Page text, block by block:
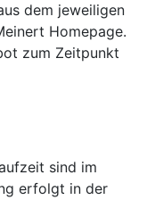
dem jeweiligen
Homepage.
zum Zeitpunkt
sind im
erfolgt in der